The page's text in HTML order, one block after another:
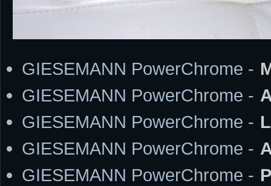
GIESEMANN PowerChrome -
GIESEMANN PowerChrome -
GIESEMANN PowerChrome -
GIESEMANN PowerChrome -
GIESEMANN PowerChrome -